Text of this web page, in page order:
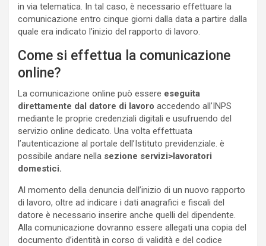
in via telematica. In tal caso, è necessario effettuare la
comunicazione entro cinque giorni dalla data a partire dalla
quale era indicato l’inizio del rapporto di lavoro.
Come si effettua la comunicazione
online?
La comunicazione online può essere eseguita
direttamente dal datore di lavoro accedendo all’INPS
mediante le proprie credenziali digitali e usufruendo del
servizio online dedicato. Una volta effettuata
l’autenticazione al portale dell’Istituto previdenziale. è
possibile andare nella sezione servizi>lavoratori
domestici.
Al momento della denuncia dell’inizio di un nuovo rapporto
di lavoro, oltre ad indicare i dati anagrafici e fiscali del
datore è necessario inserire anche quelli del dipendente.
Alla comunicazione dovranno essere allegati una copia del
documento d’identità in corso di validità e del codice